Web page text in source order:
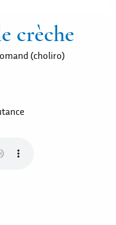
crèche
(choliro)